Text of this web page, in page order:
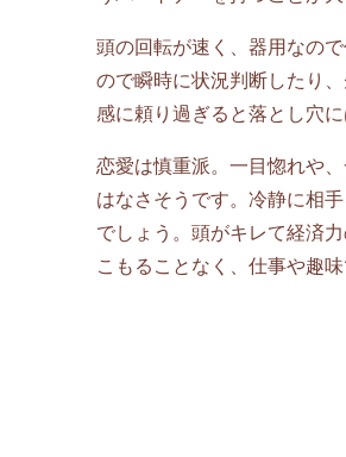
頭の回転が速く、器用なの
ので瞬時に状況判断したり
感に頼り過ぎると落とし穴
恋愛は慎重派。一目惚れや
はなさそうです。冷静に相
でしょう。頭がキレて経済
こもることなく、仕事や趣